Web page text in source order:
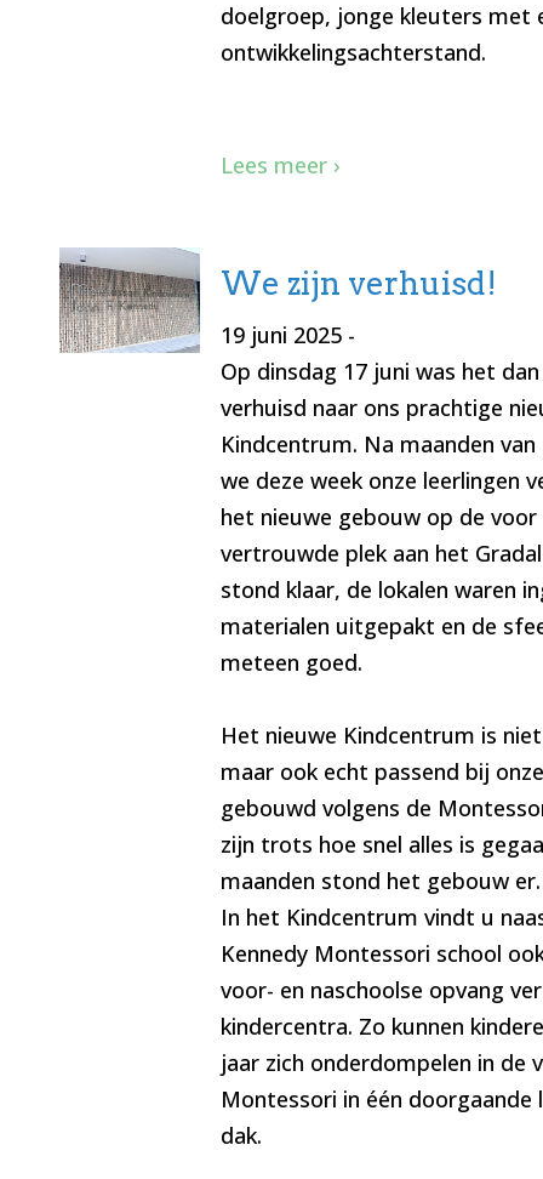
doelgroep, jonge kleuters met
ontwikkelingsachterstand.
Lees meer ›
We zijn verhuisd!
19 juni 2025-
Op dinsdag 17 juni was het
verhuisd naar ons prachtige
Kindcentrum. Na maanden
we deze week onze leerlingen
het nieuwe gebouw op de voor
vertrouwde plek aan het
stond klaar, de lokalen waren
materialen uitgepakt en de
meteen goed.
Het nieuwe Kindcentrum is
maar ook echt passend bij
gebouwd volgens de
zijn trots hoe snel alles is
maanden stond het gebouw er.
In het Kindcentrum vindt u
Kennedy Montessori school
voor- en naschoolse opvang
kindercentra. Zo kunnen
jaar zich onderdompelen in de
Montessori in één doorgaande
dak.